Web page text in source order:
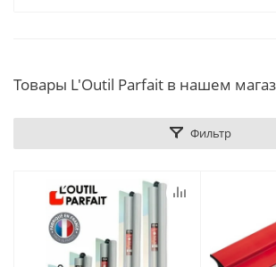
Товары L'Outil Parfait в нашем
Фильтр